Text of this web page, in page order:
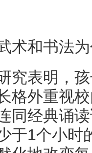
术和书法
究表明，
格外重视
同经典诵
于1个小时